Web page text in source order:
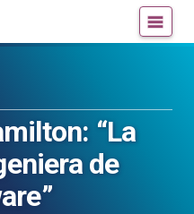
“La
de